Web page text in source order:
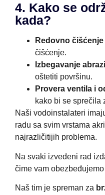
4. Kako se
kada?
Redovno čišćenje
čišćenje.
Izbegavanje
oštetiti površinu.
Provera ventila i
kako bi se sprečila
Naši vodoinstalateri
radu sa svim vrstama
najrazličitijih problema.
Na svaki izvedeni rad
čime vam
Naš tim je spreman za